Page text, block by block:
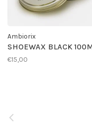
Ambiorix
SHOEWAX BLACK
€15,00